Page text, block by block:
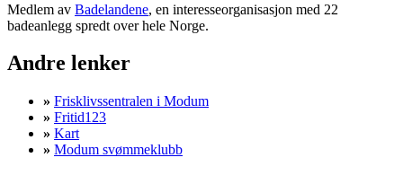
Medlem av Badelandene, en interesseorganisasjon med 22
badeanlegg spredt over hele Norge.
Andre lenker
» Frisklivssentralen i Modum
» Fritid123
» Kart
» Modum svømmeklubb